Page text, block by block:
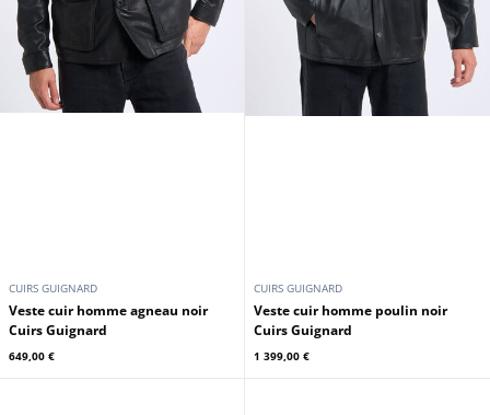
CUIRS GUIGNARD
Veste cuir homme agneau noir
Cuirs Guignard
649,00 €
CUIRS GUIGNARD
Veste cuir homme poulin noir
Cuirs Guignard
1 399,00 €